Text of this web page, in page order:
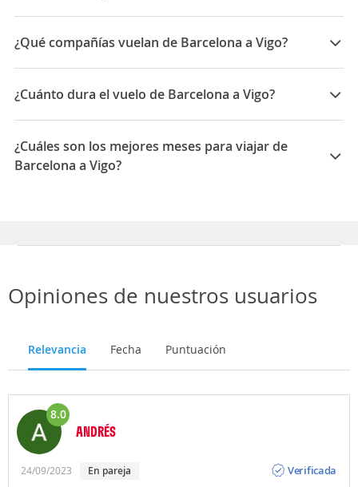
Las mejores compañías para viajar entre Barcelona y
Vigo son: Ryanair, Iberia, Vueling
¿Qué compañías vuelan de Barcelona a Vigo?
Las compañías que vuelan de Barcelona a Vigo son:
Vueling, Ryanair, Iberia, Air Europa
¿Cuánto dura el vuelo de Barcelona a Vigo?
La duración media para viajar entre Barcelona y Vigo
es 01:50
¿Cuáles son los mejores meses para viajar de
Barcelona a Vigo?
Opiniones de nuestros usuarios
Relevancia Fecha Puntuación
8.0
ANDRÉS
24/09/2023 En pareja
Verificada